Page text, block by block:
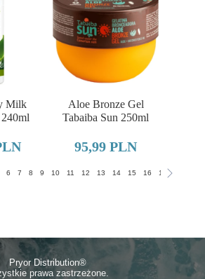
Milk
Aloe Bronze Gel
Tabaiba Sun 250ml
95,99 PLN
6 7 8 9 10 11 12 13 14 15 16 17
Pryor Distribution®
prawa zastrzeżone.